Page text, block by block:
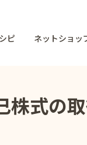
ピ ネットショッ
株式の